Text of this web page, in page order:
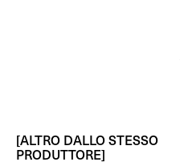
[ALTRO DALLO STESSO
PRODUTTORE]